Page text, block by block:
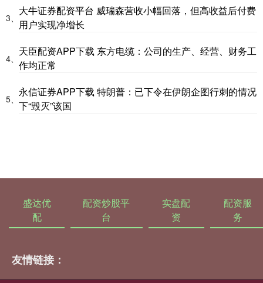
3、
大牛证券配资平台 威瑞森营收小幅回落，但高收益后付费
用户实现净增长
4、
天臣配资APP下载 东方电缆：公司的生产、经营、财务工
作均正常
5、
永信证券APP下载 特朗普：已下令在伊朗企图行刺的情况
下“毁灭”该国
盛达优
配
配资炒股平
台
实盘配
资
配资服
务
友情链接：